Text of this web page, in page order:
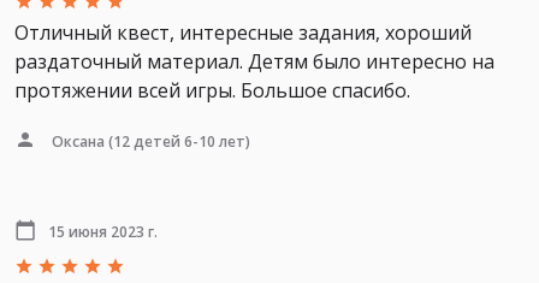
Отличный квест, интересные задания, хороший
раздаточный материал. Детям было интересно на
протяжении всей игры. Большое спасибо.
Оксана (12 детей 6-10 лет)
15 июня 2023 г.